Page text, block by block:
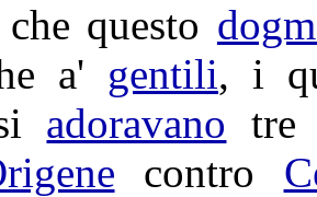
che questo
a' gentili, i
adoravano tre
contro